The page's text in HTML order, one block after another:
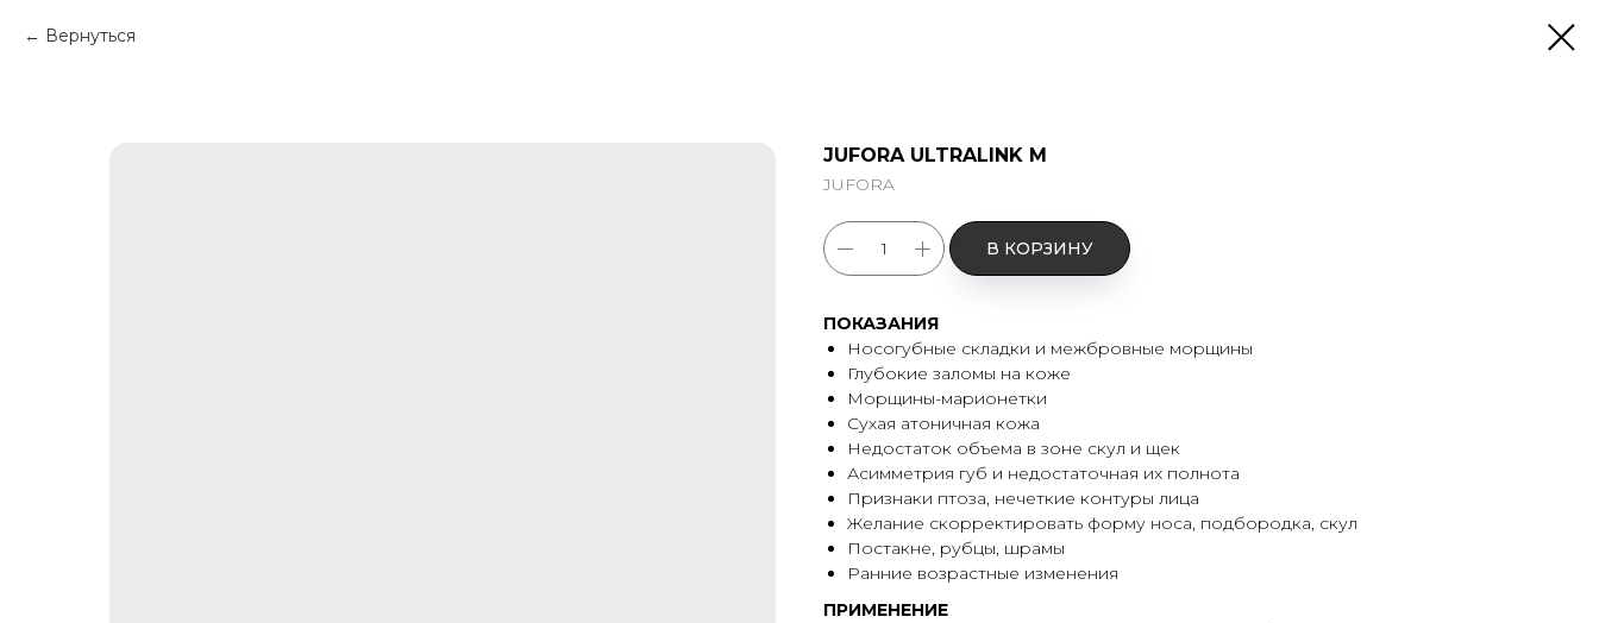
Вернуться
JUFORA ULTRALINK M
JUFORA
В КОРЗИНУ
ПОКАЗАНИЯ
Носогубные складки и межбровные морщины
Глубокие заломы на коже
Морщины-марионетки
Сухая атоничная кожа
Недостаток объема в зоне скул и щек
Асимметрия губ и недостаточная их полнота
Признаки птоза, нечеткие контуры лица
Желание скорректировать форму носа, подбородка, скул
Постакне, рубцы, шрамы
Ранние возрастные изменения
ПРИМЕНЕНИЕ